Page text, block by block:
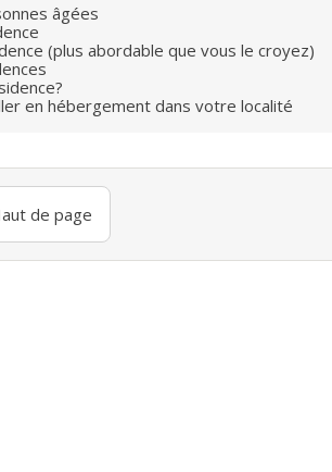
âgées
(plus abordable que vous le croyez)
en hébergement dans votre localité
de page